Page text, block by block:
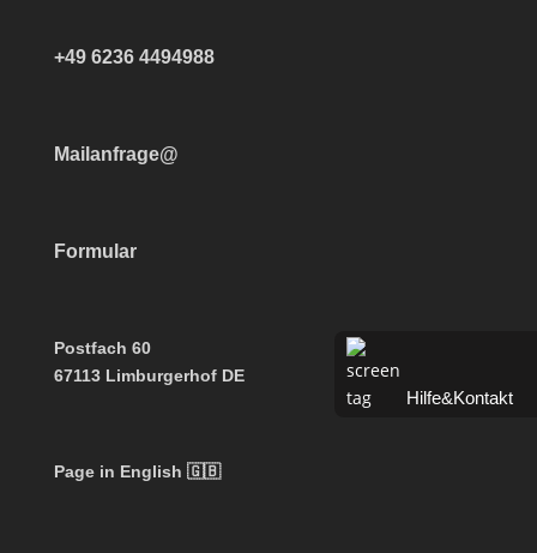
+49 6236 4494988
Mailanfrage@
Formular
Postfach 60
67113 Limburgerhof DE
Page in English 🇬🇧
Hilfe&Kontakt